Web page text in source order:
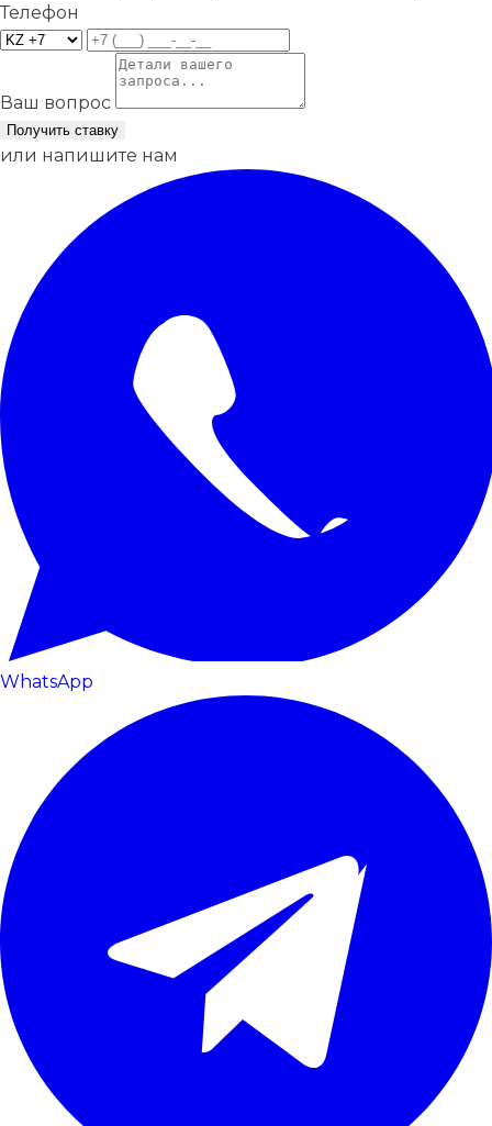
Телефон
Ваш вопрос
Получить ставку
или напишите нам
WhatsApp